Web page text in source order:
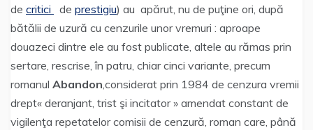
de critici de prestigiu) au apărut, nu de puţine ori, după
bătălii de uzură cu cenzurile unor vremuri : aproape
douazeci dintre ele au fost publicate, altele au rămas prin
sertare, rescrise, în patru, chiar cinci variante, precum
romanul Abandon,considerat prin 1984 de cenzura vremii
drept« deranjant, trist şi incitator » amendat constant de
vigilenţa repetatelor comisii de cenzură, roman care, până